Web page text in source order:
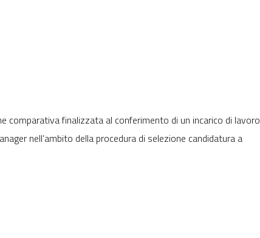
comparativa finalizzata al conferimento di un incarico di lavoro
nell’ambito della procedura di selezione candidatura a